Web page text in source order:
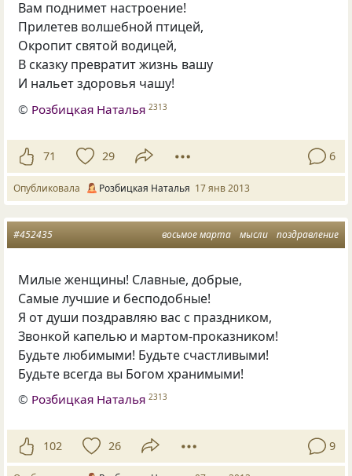
Вам поднимет настроение!
Прилетев волшебной птицей,
Окропит святой водицей,
В сказку превратит жизнь вашу
И нальет здоровья чашу!
© Розбицкая Наталья 2313
71 29 6
Опубликовала Розбицкая Наталья 17 янв 2013
восьмое марта мысли поздравление
#452435
Милые женщины! Славные, добрые,
Самые лучшие и бесподобные!
Я от души поздравляю вас с праздником,
Звонкой капелью и мартом-проказником!
Будьте любимыми! Будьте счастливыми!
Будьте всегда вы Богом хранимыми!
© Розбицкая Наталья 2313
102 26 9